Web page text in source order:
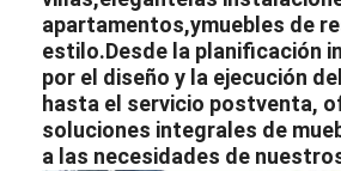
apartamentos,ymuebles de
estilo.Desde la planificación
por el diseño y la ejecución
hasta el servicio postventa,
soluciones integrales de
a las necesidades de